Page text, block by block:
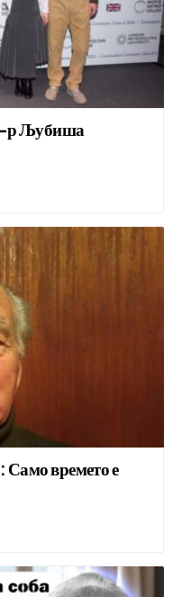
р Љубиша
времето е